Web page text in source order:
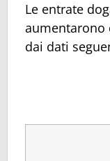
Le entrate
aumentarono
dai dati